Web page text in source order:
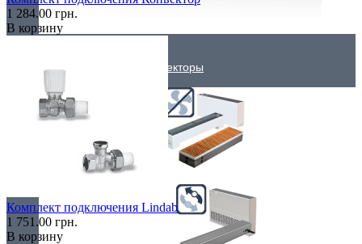
Внутрипольные конвекторы
Без вентилятора
1 284.00 грн.
В корзину
Комплект подключения Lindab
1 751.00 грн.
В корзину